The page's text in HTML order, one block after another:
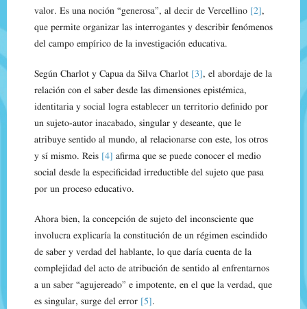
valor. Es una noción “generosa”, al decir de Vercellino [2],
que permite organizar las interrogantes y describir fenómenos
del campo empírico de la investigación educativa.
Según Charlot y Capua da Silva Charlot [3], el abordaje de la
relación con el saber desde las dimensiones epistémica,
identitaria y social logra establecer un territorio definido por
un sujeto-autor inacabado, singular y deseante, que le
atribuye sentido al mundo, al relacionarse con este, los otros
y sí mismo. Reis [4] afirma que se puede conocer el medio
social desde la especificidad irreductible del sujeto que pasa
por un proceso educativo.
Ahora bien, la concepción de sujeto del inconsciente que
involucra explicaría la constitución de un régimen escindido
de saber y verdad del hablante, lo que daría cuenta de la
complejidad del acto de atribución de sentido al enfrentarnos
a un saber “agujereado” e impotente, en el que la verdad, que
es singular, surge del error [5].